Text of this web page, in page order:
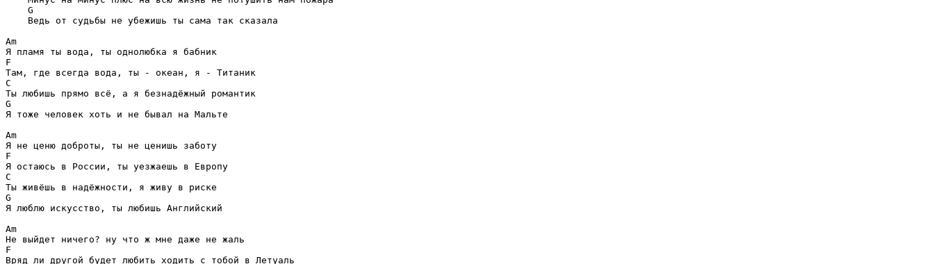
G
    Ведь от судьбы не убежишь ты сама так сказала
Am
F
C
G
Я тоже человек хоть и не бывал на Мальте
Am
F
C
G
Я люблю искусство, ты любишь Английский
Am
F